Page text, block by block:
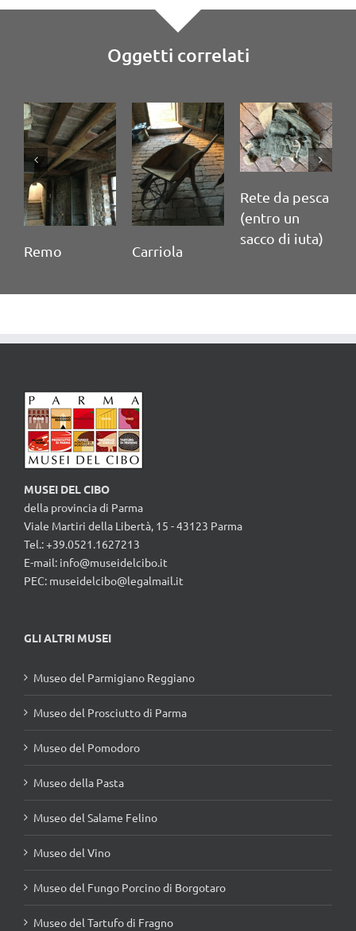
Oggetti correlati
Remo Carriola
Rete da pesca
(entro un
sacco di iuta)
MUSEI DEL CIBO
della provincia di Parma
Viale Martiri della Libertà, 15 - 43123 Parma
Tel.: +39.0521.1627213
E-mail: info@museidelcibo.it
PEC: museidelcibo@legalmail.it
GLI ALTRI MUSEI
Museo del Parmigiano Reggiano
Museo del Prosciutto di Parma
Museo del Pomodoro
Museo della Pasta
Museo del Salame Felino
Museo del Vino
Museo del Fungo Porcino di Borgotaro
Museo del Tartufo di Fragno